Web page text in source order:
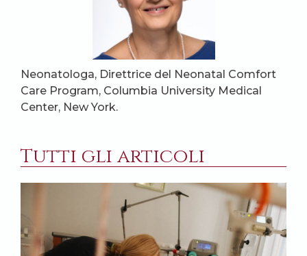
Neonatologa, Direttrice del Neonatal Comfort
Care Program, Columbia University Medical
Center, New York.
Tutti gli articoli